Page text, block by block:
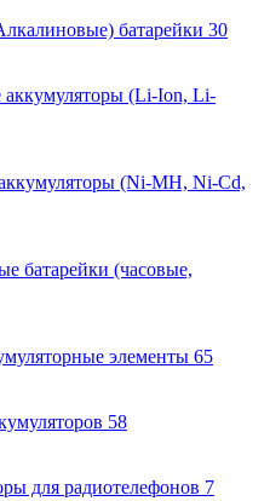
батарейки 30
(Li-Ion, Li-
(Ni-MH, Ni-Cd,
батарейки (часовые,
элементы 65
58
для радиотелефонов 7